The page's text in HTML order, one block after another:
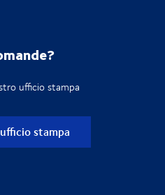
ufficio stampa
stampa